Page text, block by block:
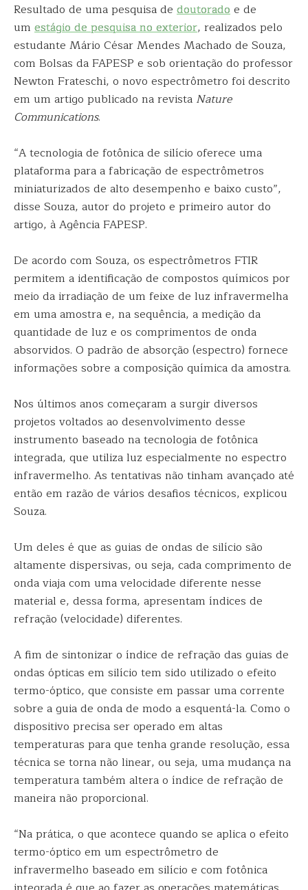
Resultado de uma pesquisa de doutoradoe de
um estágio de pesquisa no exterior, realizados pelo
estudante Mário César Mendes Machado de Souza,
com Bolsas da FAPESP e sob orientação do professor
Newton Frateschi, o novo espectrômetro foi descrito
em um artigo publicado na revista Nature
Communications.
“A tecnologia de fotônica de silício oferece uma
plataforma para a fabricação de espectrômetros
miniaturizados de alto desempenho e baixo custo”,
disse Souza, autor do projeto e primeiro autor do
artigo, à Agência FAPESP.
De acordo com Souza, os espectrômetros FTIR
permitem a identificação de compostos químicos por
meio da irradiação de um feixe de luz infravermelha
em uma amostra e, na sequência, a medição da
quantidade de luz e os comprimentos de onda
absorvidos. O padrão de absorção (espectro) fornece
informações sobre a composição química da amostra.
Nos últimos anos começaram a surgir diversos
projetos voltados ao desenvolvimento desse
instrumento baseado na tecnologia de fotônica
integrada, que utiliza luz especialmente no espectro
infravermelho. As tentativas não tinham avançado até
então em razão de vários desafios técnicos, explicou
Souza.
Um deles é que as guias de ondas de silício são
altamente dispersivas, ou seja, cada comprimento de
onda viaja com uma velocidade diferente nesse
material e, dessa forma, apresentam índices de
refração (velocidade) diferentes.
A fim de sintonizar o índice de refração das guias de
ondas ópticas em silício tem sido utilizado o efeito
termo-óptico, que consiste em passar uma corrente
sobre a guia de onda de modo a esquentá-la. Como o
dispositivo precisa ser operado em altas
temperaturas para que tenha grande resolução, essa
técnica se torna não linear, ou seja, uma mudança na
temperatura também altera o índice de refração de
maneira não proporcional.
“Na prática, o que acontece quando se aplica o efeito
termo-óptico em um espectrômetro de
infravermelho baseado em silício e com fotônica